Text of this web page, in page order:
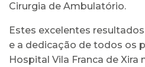
Cirurgia de Ambulatório.
Estes excelentes
e a dedicação de todos os
Hospital Vila Franca de